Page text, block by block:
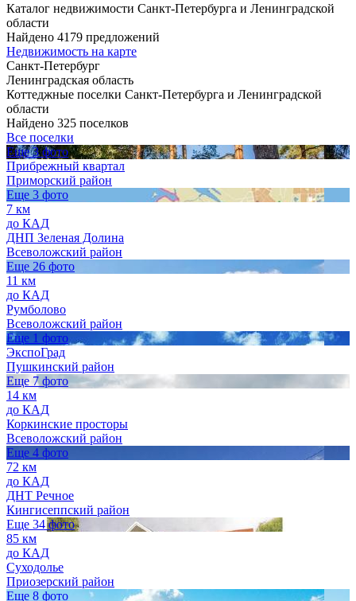
Каталог недвижимости Санкт-Петербурга и Ленинградской
области
Найдено 4179 предложений
Недвижимость на карте
Санкт-Петербург
Ленинградская область
Коттеджные поселки Санкт-Петербурга и Ленинградской
области
Найдено 325 поселков
Все поселки
Еще 3 фото
Прибрежный квартал
Приморский район
Еще 3 фото
7 км
до КАД
ДНП Зеленая Долина
Всеволожский район
Еще 26 фото
11 км
до КАД
Румболово
Всеволожский район
Еще 1 фото
ЭкспоГрад
Пушкинский район
Еще 7 фото
14 км
до КАД
Коркинские просторы
Всеволожский район
Еще 4 фото
72 км
до КАД
ДНТ Речное
Кингисеппский район
Еще 34 фото
85 км
до КАД
Суходолье
Приозерский район
Еще 8 фото